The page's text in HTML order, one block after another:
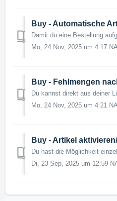
Buy - Automatische
Mo, 24 Nov, 2025 um 4:17
Buy - Fehlmengen
Mo, 24 Nov, 2025 um 4:21
Buy - Artikel
Di, 23 Sep, 2025 um 12:59